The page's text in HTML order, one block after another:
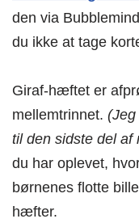
den via
du ikke at tage
Giraf-hæftet er
mellemtrinnet.
til den sidste del af
du har oplevet,
børnenes flotte
hæfter.